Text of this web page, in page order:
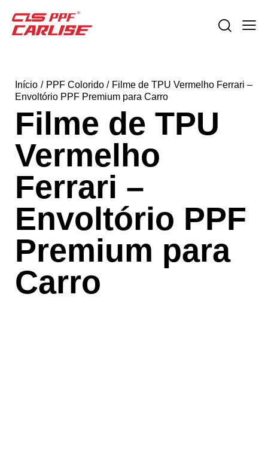
Início PPF Colorido
Filme de TPU Vermelho Ferrari –
Envoltório PPF Premium para Carro
Filme de TPU
Vermelho
Ferrari –
Envoltório PPF
Premium para
Carro